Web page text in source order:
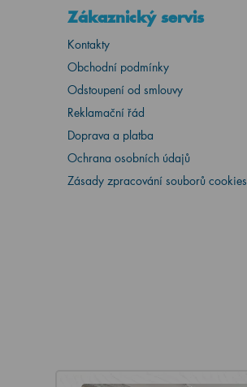
Zákaznický servis
Kontakty
Obchodní podmínky
Odstoupení od smlouvy
Reklamační řád
Doprava a platba
Ochrana osobních údajů
Zásady zpracování souborů cookies